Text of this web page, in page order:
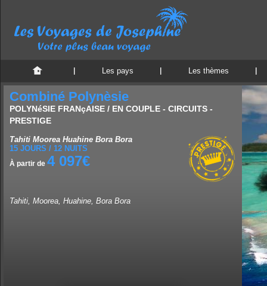
Les pays Les thèmes
Combiné Polynèsie
POLYNéSIE FRANçAISE / EN COUPLE - CIRCUITS -
PRESTIGE
Tahiti Moorea Huahine Bora Bora
15 JOURS / 12 NUITS
À partir de 4 097€
Tahiti, Moorea, Huahine, Bora Bora